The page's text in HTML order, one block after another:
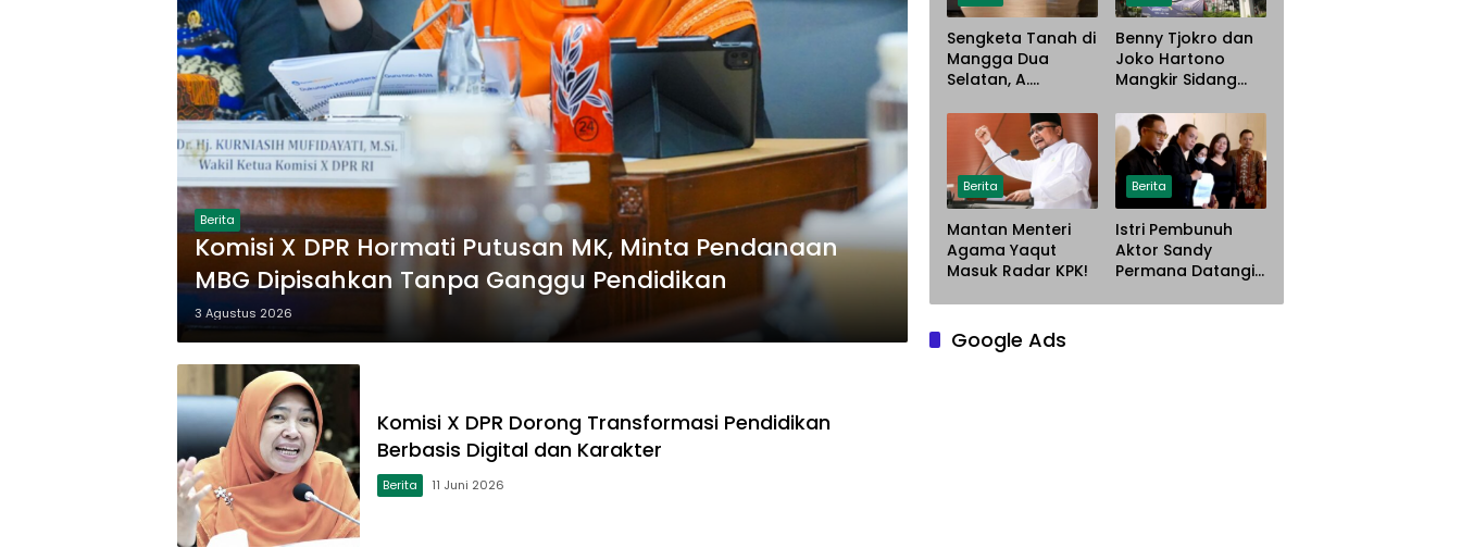
Berita
Komisi X DPR Hormati Putusan MK, Minta Pendanaan
MBG Dipisahkan Tanpa Ganggu Pendidikan
3 Agustus 2026
Komisi X DPR Dorong Transformasi Pendidikan
Berbasis Digital dan Karakter
Berita 11 Juni 2026
Sengketa Tanah di
Mangga Dua
Selatan, A.
Sarana Steel Atas
Dugaan
Penyerobotan
Lahan
Benny Tjokro dan
Joko Hartono
Mangkir Sidang
Terancam
Dijemput Paksa
Berita
Mantan Menteri
Agama Yaqut
Masuk Radar KPK!
Berita
Istri Pembunuh
Aktor Sandy
Permana Datangi
Mau Meminta
Google Ads